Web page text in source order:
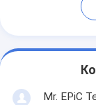
Mr. EPiC